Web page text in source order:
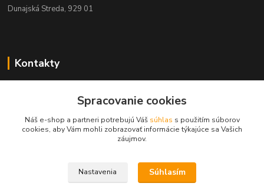
Dunajská Streda, 929 01
Kontakty
+421 908 775 701
info@kantorstav.sk
Spracovanie cookies
Náš e-shop a partneri potrebujú Váš súhlas s použitím súborov
cookies, aby Vám mohli zobrazovať informácie týkajúce sa Vašich
záujmov.
Nastavenia Súhlasím